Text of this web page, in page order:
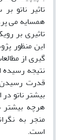
تاثیر ناتو
همسایه می
تاثیری بر
این منظور
گیری از
نتیجه
قدرت
بیشتر ناتو
هرچه
منجر به
است.